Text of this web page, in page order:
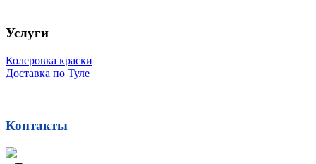
Услуги
Колеровка краски
Доставка по Туле
Контакты